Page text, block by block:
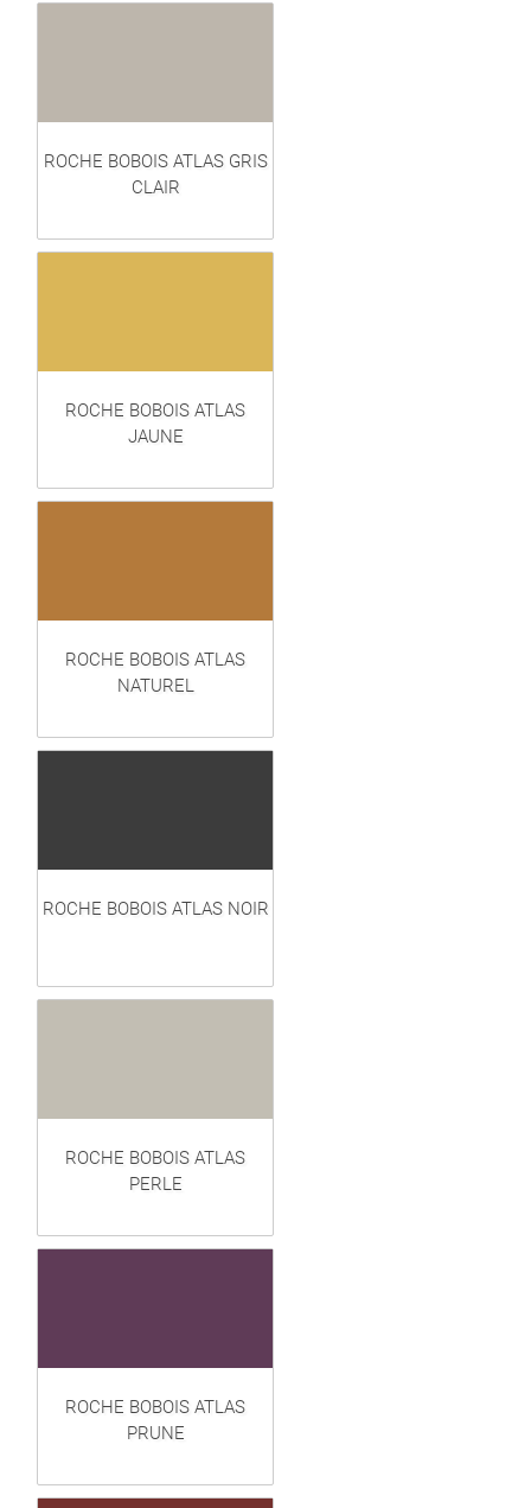
ROCHE BOBOIS ATLAS GRIS
CLAIR
ROCHE BOBOIS ATLAS
JAUNE
ROCHE BOBOIS ATLAS
NATUREL
ROCHE BOBOIS ATLAS NOIR
ROCHE BOBOIS ATLAS
PERLE
ROCHE BOBOIS ATLAS
PRUNE